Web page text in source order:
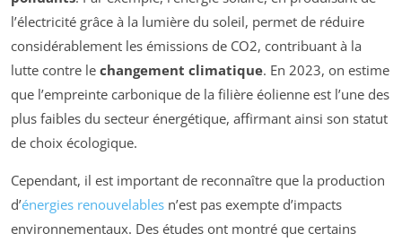
l’électricité grâce à la lumière du soleil, permet de réduire
considérablement les émissions de CO2, contribuant à la
lutte contre le changement climatique. En 2023, on estime
que l’empreinte carbonique de la filière éolienne est l’une des
plus faibles du secteur énergétique, affirmant ainsi son statut
de choix écologique.
Cependant, il est important de reconnaître que la production
d’énergies renouvelables n’est pas exempte d’impacts
environnementaux. Des études ont montré que certains